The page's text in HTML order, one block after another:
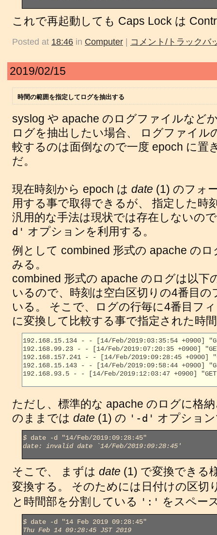
これで再起動しても Caps Lock は
Posted at 18:46 in Computer | コメント/トラックバ
2019/02/15
時間の範囲を指定してログを抽出する
syslog や apache のログファイルなど
ログを抽出したい場合、 ログファイル
較するのは面倒なので一度 epoch に置
だ。
現在時刻から epoch は date (1) のフォ
用する事で取得できるが、 指定した時
汎用的な手法は現状では存在しないの
d' オプションを利用する。
例として combined 形式の apache の
みる。
combined 形式の apache のログは以下
いるので、時刻は空白区切りの4番目
いる。 そこで、ログの行毎に4番目フ
に変換して比較する事で指定された時
192.168.15.134 - - [14/Feb/2019:03:35:54 +0900]
192.168.99.23 - - [14/Feb/2019:07:20:35 +0900]
192.168.157.241 - - [14/Feb/2019:09:28:45 +0900]
192.168.15.143 - - [14/Feb/2019:09:58:44 +0900]
192.168.93.5 - - [14/Feb/2019:12:03:47 +0900]
ただし、標準的な apache のログに格
のままでは date (1) の '-d' オプショ
$
date: invalid date `14/Feb/2019:09:28:45'
そこで、 まずは date (1) で変換できる
変換する。 そのためには日付けの区切
と時間部を分割している ':' をスペー
$
Thu Feb 14 09:28:45 JST 2019